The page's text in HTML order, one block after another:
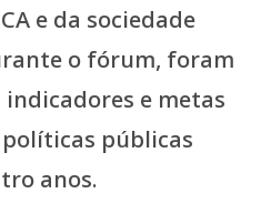
e da sociedade
o fórum, foram
e metas
públicas
anos.